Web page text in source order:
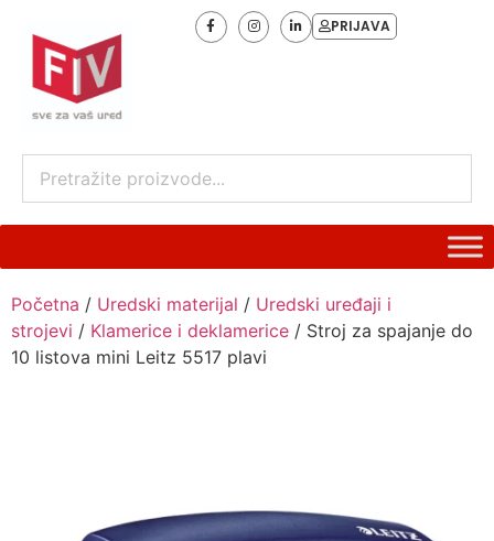
PRIJAVA
Početna / Uredski materijal / Uredski uređaji i
strojevi / Klamerice i deklamerice / Stroj za spajanje do
10 listova mini Leitz 5517 plavi